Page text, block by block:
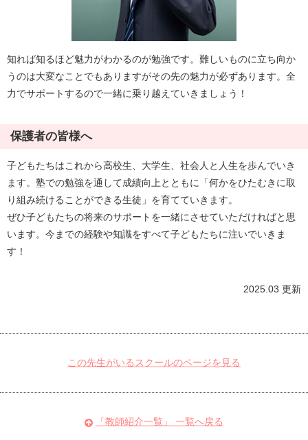
知れば知るほど魅力がわかるのが勉強です。難しいものに立ち向か
うのは大変なことでもありますがその先の魅力が必ずあります。全
力でサポートするので一緒に乗り越えていきましょう！
保護者の皆様へ
子どもたちはこれから高校生、大学生、社会人と人生を歩んでいき
ます。塾での勉強を通して成績向上とともに「何かをひたむきに取
り組み続けることができる生徒」を育てていきます。
ぜひ子どもたちの将来のサポートを一緒にさせていただければと思
います。今までの経験や知識をすべて子どもたちに注いでいきま
す！
2025.03 更新
この先生がいるスクールのページを見る
「教師紹介一覧」 一覧へ戻る